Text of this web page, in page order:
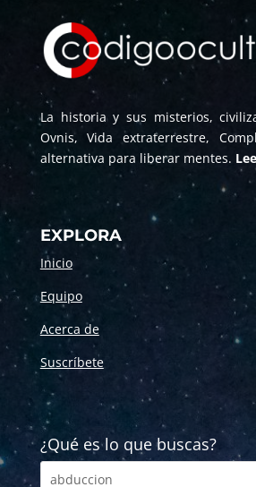
La historia y sus misterios,
Ovnis, Vida extraterrestre,
alternativa para liberar mentes.
EXPLORA
Inicio
Equipo
Acerca de
Suscríbete
¿Qué es lo que buscas?